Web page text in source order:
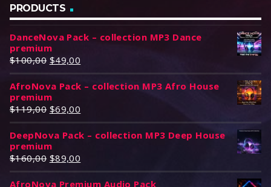
PRODUCTS
DanceNova Pack – collection MP3 Dance
premium
$100,00 L
e
p
r
i
x
i
n
i
$49,00
e
p
i
x
a
t
u
AfroNova Pack – collection MP3 Afro House
premium
$119,00 L
e
p
r
i
x
$69,00
e
p
i
x
DeepNova Pack – collection MP3 Deep House
premium
$160,00 L
e
p
$89,00
e
p
AfroNova Premium Audio Pack